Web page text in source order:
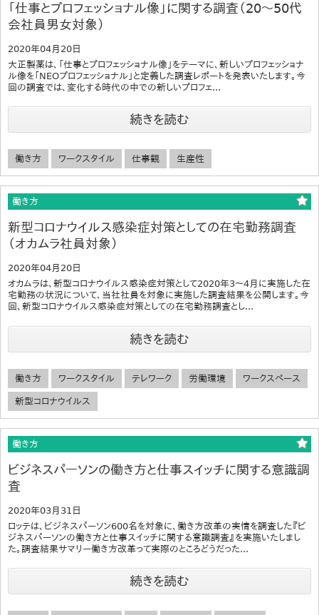
「仕事とプロフェッショナル像」に関する調査（20～50代
会社員男女対象）
2020年04月20日
大正製薬は、「仕事とプロフェッショナル像」をテーマに、新しいプロフェッショナ
ル像を「NEOプロフェッショナル」と定義した調査レポートを発表いたします。今
回の調査では、変化する時代の中での新しいプロフェ...
続きを読む
働き方 ワークスタイル 仕事観 生産性
働き方
新型コロナウイルス感染症対策としての在宅勤務調査
（オカムラ社員対象）
2020年04月20日
オカムラは、新型コロナウイルス感染症対策として2020年3～4月に実施した在
宅勤務の状況について、当社社員を対象に実施した調査結果を公開します。今
回、新型コロナウイルス感染症対策としての在宅勤務調査とし...
続きを読む
働き方 ワークスタイル テレワーク 労働環境 ワークスペース
新型コロナウイルス
働き方
ビジネスパーソンの働き方と仕事スイッチに関する意識調
査
2020年03月31日
ロッテは、ビジネスパーソン600名を対象に、働き方改革の実情を調査した『ビ
ジネスパーソンの働き方と仕事スイッチに関する意識調査』を実施いたしまし
た。調査結果サマリー働き方改革って実際のところどうだった...
続きを読む